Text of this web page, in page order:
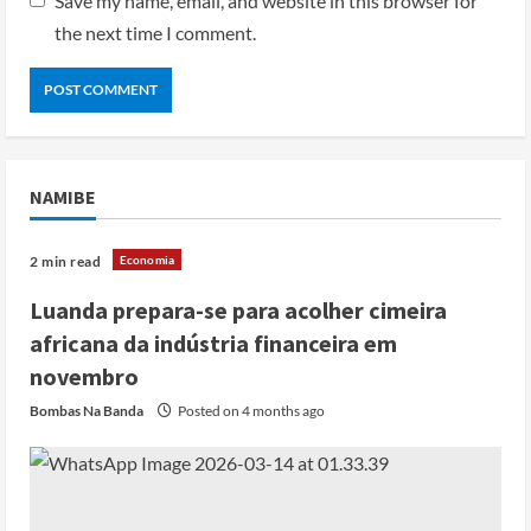
the next time I comment.
NAMIBE
2 min read Economia
Luanda prepara-se para acolher cimeira
africana da indústria financeira em
novembro
Bombas Na Banda Posted on 4 months ago